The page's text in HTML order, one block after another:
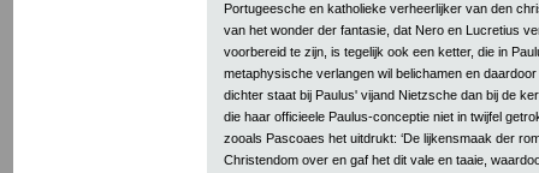
Portugeesche en katholieke verheerlijker van den
van het wonder der fantasie, dat Nero en Lucretius
voorbereid te zijn, is tegelijk ook een ketter, die in
metaphysische verlangen wil belichamen en
dichter staat bij Paulus' vijand Nietzsche dan bij de
die haar officieele Paulus-conceptie niet in twijfel
zooals Pascoaes het uitdrukt: ‘De lijkensmaak der
Christendom over en gaf het dit vale en taaie,